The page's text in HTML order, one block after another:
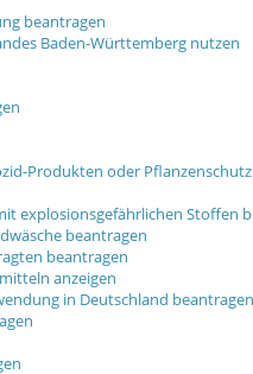
beantragen
Baden-Württemberg nutzen
Produkten oder
explosionsgefährlichen Stoffen
beantragen
beantragen
anzeigen
in Deutschland beantragen